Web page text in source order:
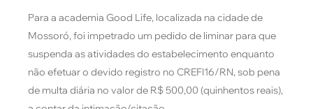
Para a academia Good Life, localizada na cidade de
Mossoró, foi impetrado um pedido de liminar para que
suspenda as atividades do estabelecimento enquanto
não efetuar o devido registro no CREFI16/RN, sob pena
de multa diária no valor de R$ 500,00 (quinhentos reais),